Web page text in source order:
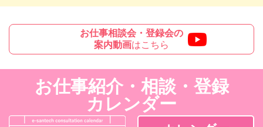
お仕事相談会・登録会の
案内動画はこちら
お仕事紹介・相談・登録
カレンダー